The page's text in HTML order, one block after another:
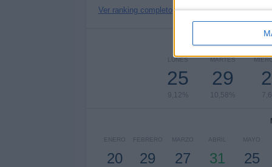
Ver ranking completo
LUNES
25
9,12%
MARTES
29
10,58%
ENERO
20
FEBRERO
29
MARZO
27
ABRIL
31
MAYO
25